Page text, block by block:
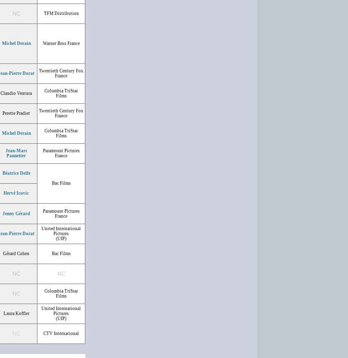
NC TFM Distribution
Michel Derain Warner Bros France
Pierre Dorat
Twentieth Century Fox
France
Claudio Ventura
Columbia TriStar
Films
Perette Pradier
Twentieth Century Fox
France
Michel Derain
Columbia TriStar
Films
Jean-Marc
Pannetier
Paramount Pictures
France
Béatrice Delfe
Bac Films
Hervé Icovic
Jenny Gérard
Paramount Pictures
France
Pierre Dorat
United International
Pictures
(UIP)
Gérard Cohen Bac Films
NC NC
NC
Columbia TriStar
Films
Laura Koffler
United International
Pictures
(UIP)
NC CTV International